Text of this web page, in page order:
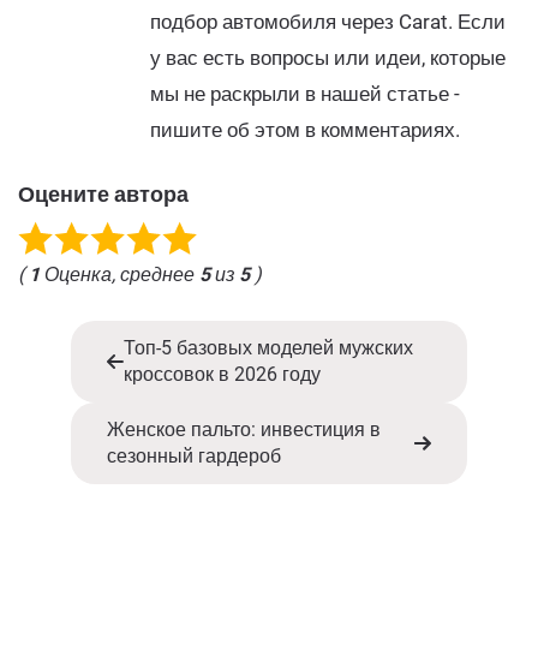
подбор автомобиля через Carat. Если
у вас есть вопросы или идеи, которые
мы не раскрыли в нашей статье -
пишите об этом в комментариях.
Оцените автора
( 1 Оценка, среднее 5из 5)
Топ-5 базовых моделей мужских
кроссовок в 2026 году
Женское пальто: инвестиция в
сезонный гардероб